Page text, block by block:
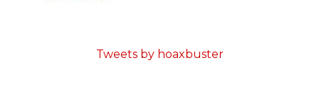
Tweets by hoaxbuster